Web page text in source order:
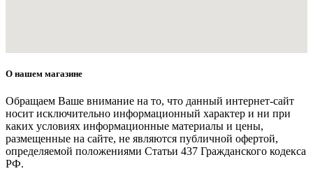
О нашем магазине
Обращаем Ваше внимание на то, что данный интернет-сайт
носит исключительно информационный характер и ни при
каких условиях информационные материалы и цены,
размещенные на сайте, не являются публичной офертой,
определяемой положениями Статьи 437 Гражданского кодекса
РФ.